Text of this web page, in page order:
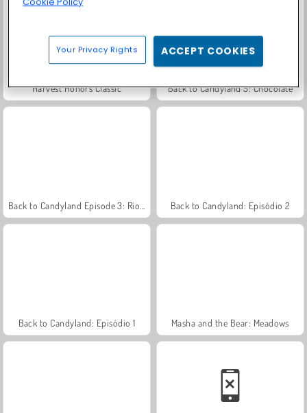
Harvest Honors Classic Back to Candyland 5: Chocolate
Back to Candyland: Episódio 2
Back to Candyland: Episódio 1 Masha and the Bear: Meadows
Your Privacy Rights ACCEPT COOKIES